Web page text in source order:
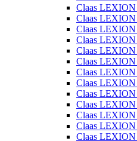
Claas LEXION
Claas LEXION
Claas LEXION
Claas LEXION
Claas LEXION
Claas LEXION
Claas LEXION
Claas LEXION
Claas LEXION
Claas LEXION
Claas LEXION
Claas LEXION
Claas LEXION